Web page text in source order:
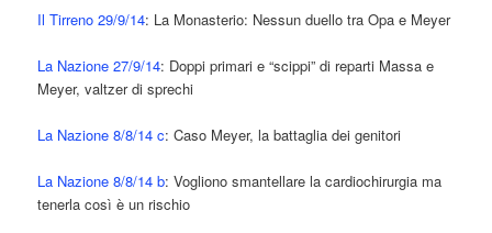
Il Tirreno 29/9/14: La Monasterio: Nessun duello tra Opa e Meyer
La Nazione 27/9/14: Doppi primari e “scippi” di reparti Massa e
Meyer, valtzer di sprechi
La Nazione 8/8/14 c: Caso Meyer, la battaglia dei genitori
La Nazione 8/8/14 b: Vogliono smantellare la cardiochirurgia ma
tenerla così è un rischio